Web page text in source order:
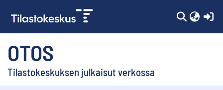
OTOS
Tilastokeskuksen julkaisut verkossa